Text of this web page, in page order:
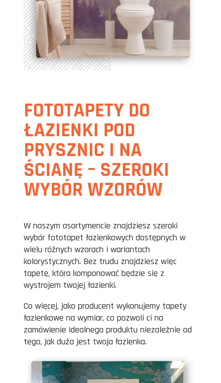
FOTOTAPETY DO
ŁAZIENKI POD
PRYSZNIC I NA
ŚCIANĘ – SZEROKI
WYBÓR WZORÓW
W naszym asortymencie znajdziesz szeroki
wybór fototapet łazienkowych dostępnych w
wielu różnych wzorach i wariantach
kolorystycznych. Bez trudu znajdziesz więc
tapetę, która komponować będzie się z
wystrojem twojej łazienki.
Co więcej, jako producent wykonujemy tapety
łazienkowe na wymiar, co pozwoli ci na
zamówienie idealnego produktu niezależnie od
tego, jak duża jest twoja łazienka.